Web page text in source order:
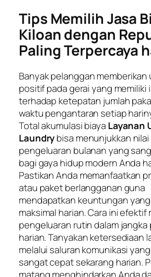
Tips Memilih Jasa
Kiloan dengan
Paling Terpercaya
Banyak pelanggan memberikan
positif pada gerai yang memiliki
terhadap ketepatan jumlah
waktu pengantaran setiap
Total akumulasi biaya Layanan
Laundrybisa menunjukkan
pengeluaran bulanan yang
bagi gaya hidup modern Anda
Pastikan Anda memanfaatkan
atau paket berlangganan guna
mendapatkan keuntungan
maksimal harian. Cara ini efektif
pengeluaran rutin dalam jangka
harian. Tanyakan ketersediaan
melalui saluran komunikasi
sangat cepat sekarang harian.